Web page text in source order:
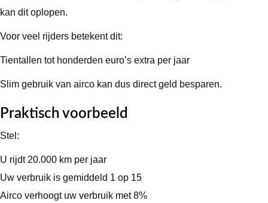
kan dit oplopen.
Voor veel rijders betekent dit:
Tientallen tot honderden euro’s extra per jaar
Slim gebruik van airco kan dus direct geld besparen.
Praktisch voorbeeld
Stel:
U rijdt 20.000 km per jaar
Uw verbruik is gemiddeld 1 op 15
Airco verhoogt uw verbruik met 8%